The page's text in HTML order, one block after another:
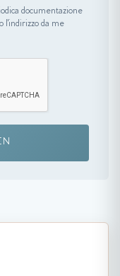
documentazione
l'indirizzo da me